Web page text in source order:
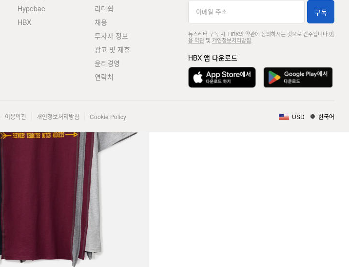
Hypebae
HBX
리더쉽
채용
투자자 정보
광고 및 제휴
윤리경영
연락처
구독
뉴스레터 구독 시, HBX의 약관에 동의하시는 것으로 간주됩니다. 이
용 약관및 개인정보처리방침
HBX 앱 다운로드
이용약관 개인정보처리방침 Cookie Policy USD 한국어